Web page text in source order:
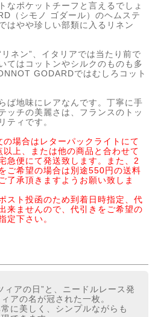
なポケットチーフと言えるでしょ
（シモノ ゴダール）のヘムステ
はやや珍しい部類に入るリネン
ネン”、イタリアでは当たり前で
てはコットンやシルクのものも多
GODARDではむしろコット
ば地味にレアなんです。丁寧に手
ッチの美麗さは、フランスのトッ
ティです。
場合はレターパックライトにて
上、または他の商品と合わせて
急便にて発送致します。また、2
ご希望の場合は別途550円の送料
了承頂きますようお願い致しま
スト投函のため到着日時指定、代
来ませんので、代引きをご希望の
定下さい。
ィアの日”と、ニードルレース発
アの名が冠された一枚。
に美しく、シンプルながらも